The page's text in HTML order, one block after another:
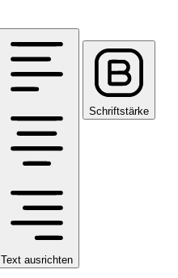
Text ausrichten
Schriftstärke